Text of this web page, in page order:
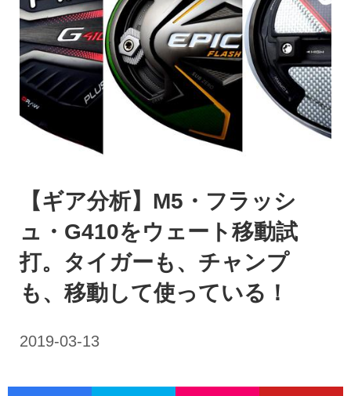
【ギア分析】M5・フラッシ
ュ・G410をウェート移動試
打。タイガーも、チャンプ
も、移動して使っている！